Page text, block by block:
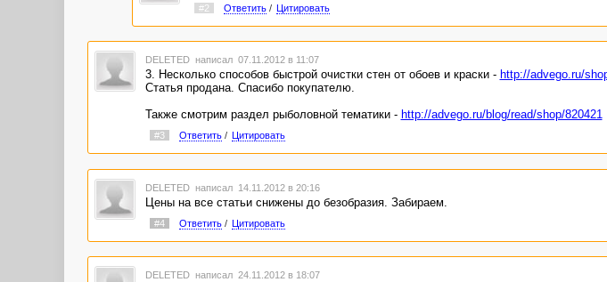
#2 Ответить/ Цитировать
DELETED написал 07.11.2012 в 11:07
3. Несколько способов быстрой очистки стен от обоев и краски - http://advego.ru/
Статья продана. Спасибо покупателю.
Также смотрим раздел рыболовной тематики - http://advego.ru/blog/read/shop/820421
#3 Ответить/ Цитировать
DELETED написал 14.11.2012 в 20:16
Цены на все статьи снижены до безобразия. Забираем.
#4 Ответить/ Цитировать
DELETED написал 24.11.2012 в 18:07